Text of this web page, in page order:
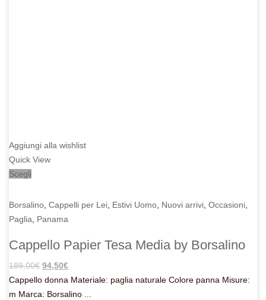
Aggiungi alla wishlist
Quick View
Scegli
Borsalino, Cappelli per Lei, Estivi Uomo, Nuovi arrivi, Occasioni,
Paglia, Panama
Cappello Papier Tesa Media by Borsalino
189,00€ Il
prezzo
originale
94,50€Il
prezzo
attuale
Cappello donna Materiale: paglia naturale Colore panna Misure:
m Marca: Borsalino ...